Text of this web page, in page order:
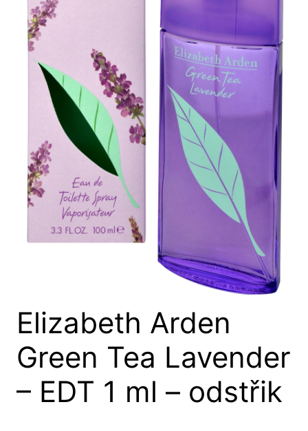
Elizabeth Arden
Green Tea Lavender
– EDT 1 ml – odstřik